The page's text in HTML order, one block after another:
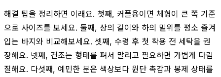
해결 팁을 정리하면 이래요. 첫째, 커플용이면 체형이 큰 쪽 기준
으로 사이즈를 보세요. 둘째, 상의 길이와 하의 밑위를 평소 즐겨
입는 바지와 비교해보세요. 셋째, 수령 후 첫 착용 전 세탁을 권
장해요. 넷째, 건조는 형태를 펴서 말리고 필요하면 가볍게 다림
질해요. 다섯째, 예민한 분은 색상보다 원단 촉감과 봉제 상태를